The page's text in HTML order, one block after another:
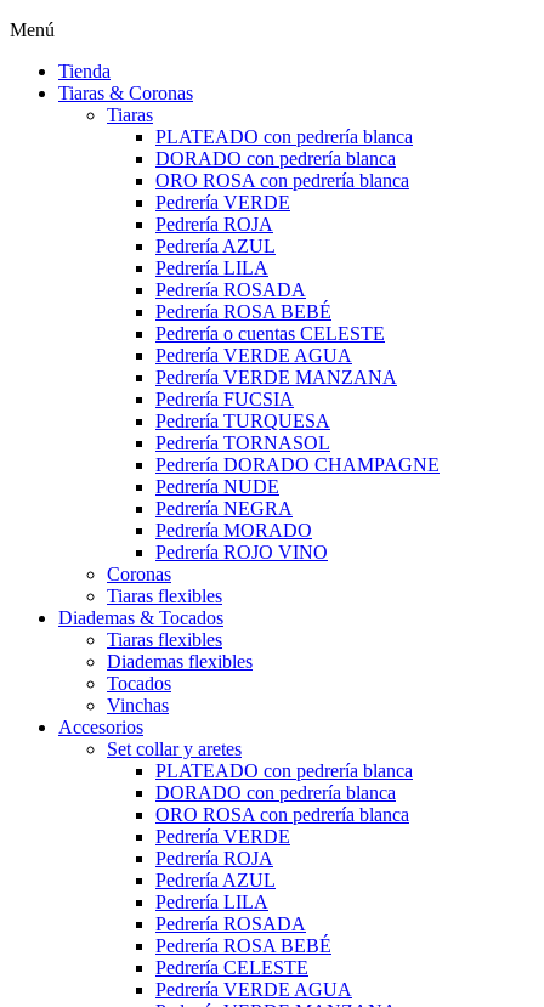
Menú
Tienda
Tiaras & Coronas
Tiaras
PLATEADO con pedrería blanca
DORADO con pedrería blanca
ORO ROSA con pedrería blanca
Pedrería VERDE
Pedrería ROJA
Pedrería AZUL
Pedrería LILA
Pedrería ROSADA
Pedrería ROSA BEBÉ
Pedrería o cuentas CELESTE
Pedrería VERDE AGUA
Pedrería VERDE MANZANA
Pedrería FUCSIA
Pedrería TURQUESA
Pedrería TORNASOL
Pedrería DORADO CHAMPAGNE
Pedrería NUDE
Pedrería NEGRA
Pedrería MORADO
Pedrería ROJO VINO
Coronas
Tiaras flexibles
Diademas & Tocados
Tiaras flexibles
Diademas flexibles
Tocados
Vinchas
Accesorios
Set collar y aretes
PLATEADO con pedrería blanca
DORADO con pedrería blanca
ORO ROSA con pedrería blanca
Pedrería VERDE
Pedrería ROJA
Pedrería AZUL
Pedrería LILA
Pedrería ROSADA
Pedrería ROSA BEBÉ
Pedrería CELESTE
Pedrería VERDE AGUA